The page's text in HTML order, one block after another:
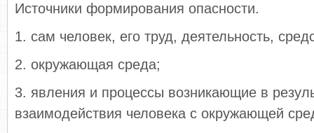
Источники формирования опасности.
1. сам человек, его труд, деятельность,
2. окружающая среда;
3. явления и процессы возникающие в
взаимодействия человека с окружающей